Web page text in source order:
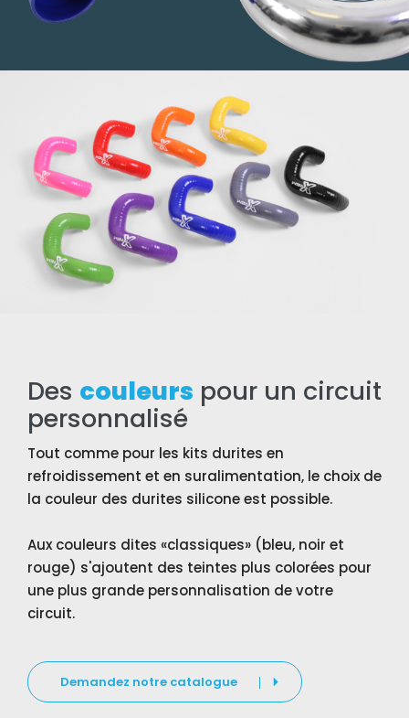
Des couleurs pour un circuit
personnalisé
Tout comme pour les kits durites en
refroidissement et en suralimentation, le choix de
la couleur des durites silicone est possible.
Aux couleurs dites «classiques» (bleu, noir et
rouge) s'ajoutent des teintes plus colorées pour
une plus grande personnalisation de votre
circuit.
Demandez notre catalogue